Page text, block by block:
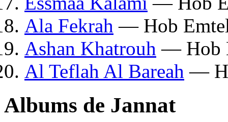
Ala Fekrah — Hob
Ashan Khatrouh — Hob
Al Teflah Al Bareah —
Albums de Jannat